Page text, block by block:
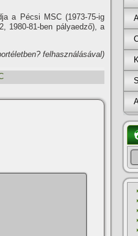
a Pécsi MSC (1973-75-ig
1980-81-ben pályaedző), a
felhasználásával)